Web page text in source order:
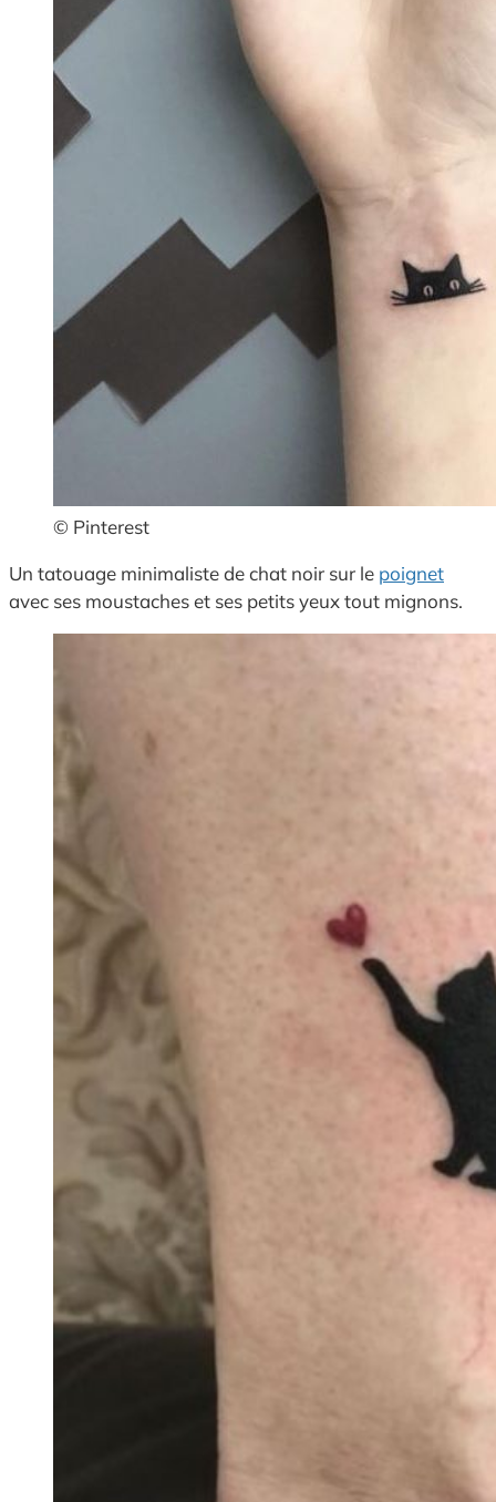
© Pinterest
Un tatouage minimaliste de chat noir sur le poignet
avec ses moustaches et ses petits yeux tout mignons.